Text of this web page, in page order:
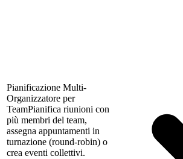
Pianificazione Multi-
Organizzatore per
TeamPianifica riunioni con
più membri del team,
assegna appuntamenti in
turnazione (round-robin) o
crea eventi collettivi.